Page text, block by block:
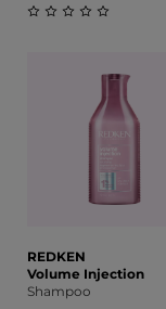
REDKEN
Volume Injection
Shampoo